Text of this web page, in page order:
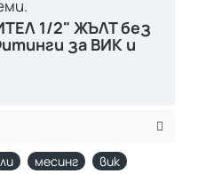
1/2" ЖЪЛТ без
за ВИК и
месинг вик